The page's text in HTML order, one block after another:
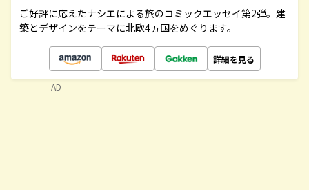
ご好評に応えたナシエによる旅のコミックエッセイ第2弾。建
築とデザインをテーマに北欧4ヵ国をめぐります。
詳細を見る
AD